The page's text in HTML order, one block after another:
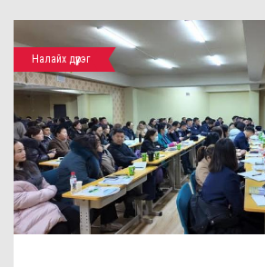
Налайх дүүрэг